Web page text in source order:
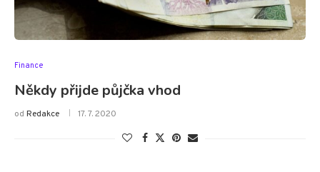
Finance
Někdy přijde půjčka vhod
od Redakce 17. 7. 2020